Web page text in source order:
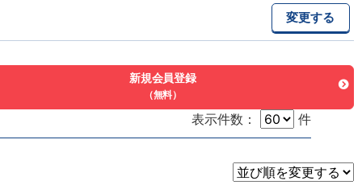
変更する
新規会員登録
（無料）
表示件数： 件